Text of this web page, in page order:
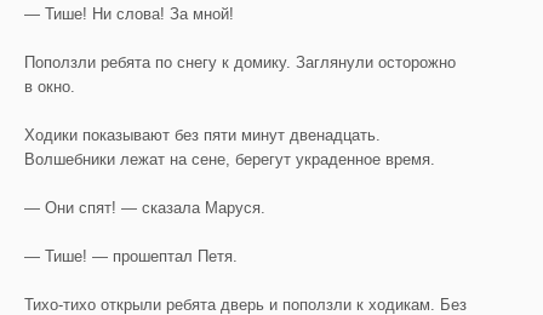
— Тише! Ни слова! За мной!
Поползли ребята по снегу к домику. Заглянули осторожно
в окно.
Ходики показывают без пяти минут двенадцать.
Волшебники лежат на сене, берегут украденное время.
— Они спят! — сказала Маруся.
— Тише! — прошептал Петя.
Тихо-тихо открыли ребята дверь и поползли к ходикам. Без